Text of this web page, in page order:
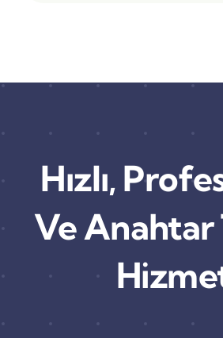
Hızlı,
Ve Anahtar